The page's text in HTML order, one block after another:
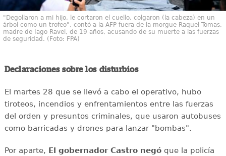
"Degollaron a mi hijo, le cortaron el cuello, colgaron (la cabeza) en un
árbol como un trofeo", contó a la AFP fuera de la morgue Raquel Tomas,
madre de Iago Ravel, de 19 años, acusando de su muerte a las fuerzas
de seguridad. (Foto: FPA)
Declaraciones sobre los disturbios
El martes 28 que se llevó a cabo el operativo, hubo
tiroteos, incendios y enfrentamientos entre las fuerzas
del orden y presuntos criminales, que usaron autobuses
como barricadas y drones para lanzar "bombas".
Por aparte, El gobernador Castro negóque la policía